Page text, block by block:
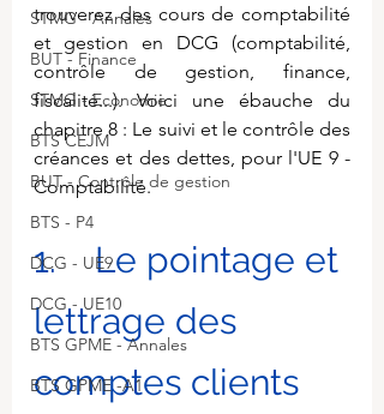
STMG - Annales
BUT - Finance
STMG - Economie
BTS CEJM
BUT - Contrôle de gestion
BTS - P4
DCG - UE9
DCG - UE10
BTS GPME - Annales
BTS GPME -A1
trouverez des cours de comptabilité
et gestion en DCG (comptabilité,
contrôle de gestion, finance,
fiscalité...). Voici une ébauche du
chapitre 8 : Le suivi et le contrôle des
créances et des dettes, pour l'UE 9 -
Comptabilité.
1.    Le pointage et
lettrage des
comptes clients